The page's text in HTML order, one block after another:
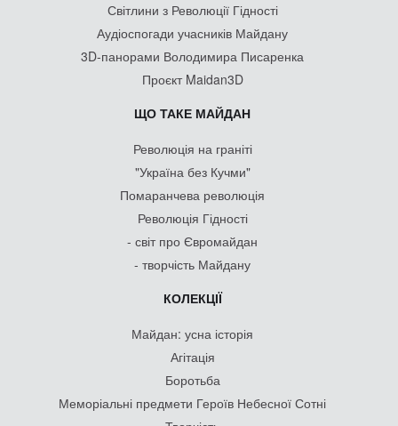
Світлини з Революції Гідності
Аудіоспогади учасників Майдану
3D-панорами Володимира Писаренка
Проєкт Maidan3D
ЩО ТАКЕ МАЙДАН
Революція на граніті
"Україна без Кучми"
Помаранчева революція
Революція Гідності
- світ про Євромайдан
- творчість Майдану
КОЛЕКЦІЇ
Майдан: усна історія
Агітація
Боротьба
Меморіальні предмети Героїв Небесної Сотні